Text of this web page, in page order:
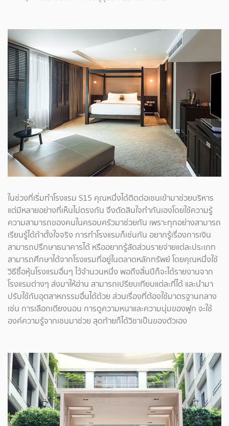
ในช่วงที่เริ่มทำโรงแรม S15 คุณหนึ่งได้ติดต่อเชนเข้ามาช่วยบริหาร
แต่มีหลายอย่างที่เห็นไม่ตรงกัน จึงตัดสินใจทำกันเองโดยใช้ความรู้
ความสามารถของคนในครอบครัวมาช่วยกัน เพราะทุกอย่างสามารถ
เรียนรู้ได้ถ้าตั้งใจจริง การทำโรงแรมก็เช่นกัน อยากรู้เรื่องการเงิน
สามารถปรึกษาธนาคารได้ หรืออยากรู้สัดส่วนรายจ่ายแต่ละประเภท
สามารถศึกษาได้จากโรงแรมที่อยู่ในตลาดหลักทรัพย์ โดยคุณหนึ่งใช้
วิธีซื้อหุ้นโรงแรมอื่นๆ ไว้จำนวนหนึ่ง พอถึงสิ้นปีก็จะได้รายงานจาก
โรงแรมต่างๆ ส่งมาให้อ่าน สามารถเปรียบเทียบแต่ละที่ได้ และนำมา
ปรับใช้กับอุตสาหกรรมอื่นได้ด้วย ส่วนเรื่องที่ต้องใช้มาตรฐานกลาง
เช่น การเลือกเตียงนอน การดูความหนาและความนุ่มของฟูก จะใช้
องค์ความรู้จากเชนมาช่วย สุดท้ายก็ได้วิชาเป็นของตัวเอง